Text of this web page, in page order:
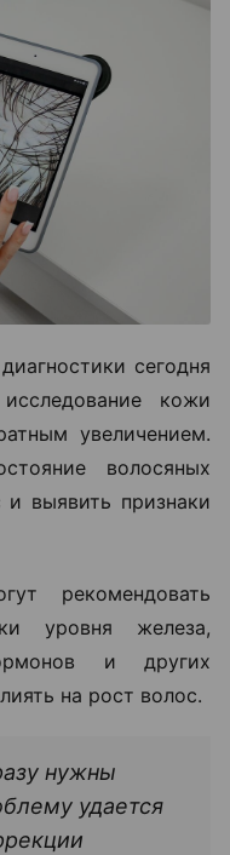
сегодня
кожи
увеличением.
волосяных
и выявить признаки
рекомендовать
уровня железа,
и других
на рост волос.
нужны
удается